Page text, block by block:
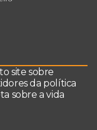
site sobre
da política
sobre a vida